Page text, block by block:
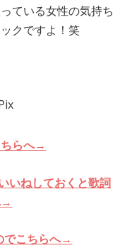
ている女性の気持ち
クですよ！笑
らへ→
いねしておくと歌詞
→
こちらへ→